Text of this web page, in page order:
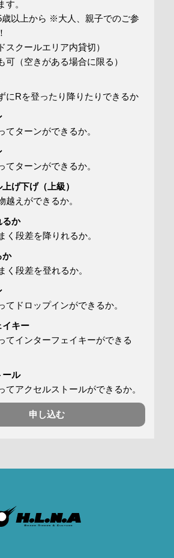
す。
以上から ※大人、親子でのご参
スクールエリア内貸切）
（空きがある場合に限る）
にRを登ったり降りたりできるか
てターンができるか。
てターンができるか。
げ下げ（上級）
越えができるか。
るか
く段差を降りれるか。
か
く段差を登れるか。
てドロップインができるか。
イキー
てインターフェイキーができる
ール
てアクセルストールができるか。
申し込む